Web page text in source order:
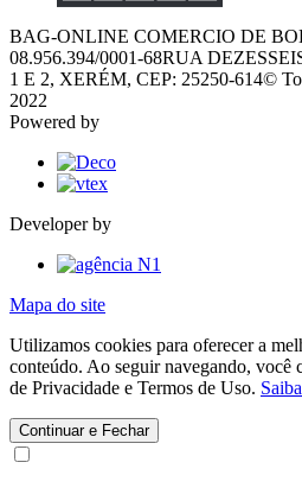
BAG-ONLINE COMERCIO DE
08.956.394/0001-68RUA
1 E 2, XERÉM, CEP: 25250-614©
2022
Powered by
Developer by
Mapa do site
Utilizamos cookies para oferecer a
conteúdo. Ao seguir navegando, você
de Privacidade e Termos de Uso.
Continuar e Fechar